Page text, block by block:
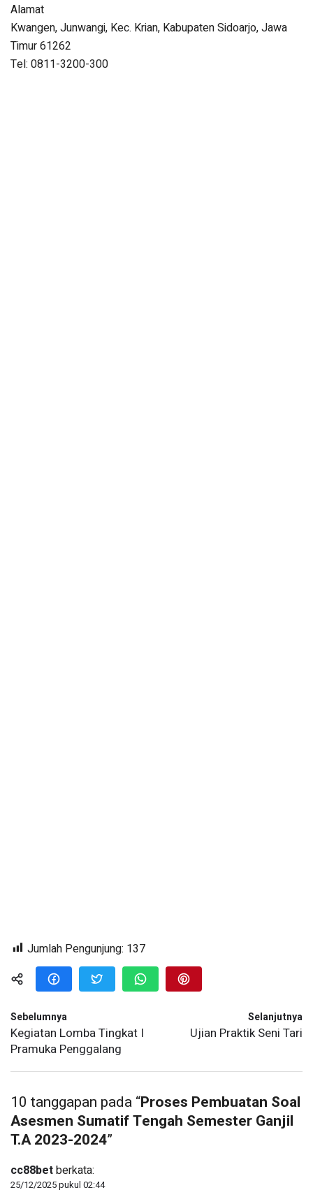
Alamat
Kwangen, Junwangi, Kec. Krian, Kabupaten Sidoarjo, Jawa
Timur 61262
Tel: 0811-3200-300
Jumlah Pengunjung: 137
Sebelumnya
Kegiatan Lomba Tingkat I
Pramuka Penggalang
Selanjutnya
Ujian Praktik Seni Tari
10 tanggapan pada “Proses Pembuatan Soal
Asesmen Sumatif Tengah Semester Ganjil
T.A 2023-2024”
cc88betberkata:
25/12/2025 pukul 02:44